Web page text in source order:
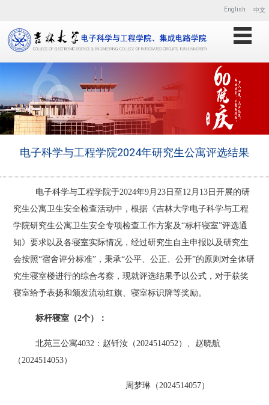
English 中文
电子科学与工程学院2024年研究生公寓评选结果
电子科学与工程学院于2024年9月23日至12月13日开展的研
究生公寓卫生安全检查活动中，根据《吉林大学电子科学与工程
学院研究生公寓卫生安全专项检查工作方案及“标杆寝室”评选通
知》要求以及各寝室实际情况，经过研究生自主申报以及研究生
会按照“宿舍评分标准”，秉承“公平、公正、公开”的原则对全体研
究生寝室楼进行的综合考察，现就评选结果予以公式，对于获奖
寝室给予表扬和颁发流动红旗、寝室标识牌等奖励。
标杆寝室（2个）：
北苑三公寓4032：赵钎汝（2024514052）、赵晓航
（2024514053）
周梦琳（ 2024514057）